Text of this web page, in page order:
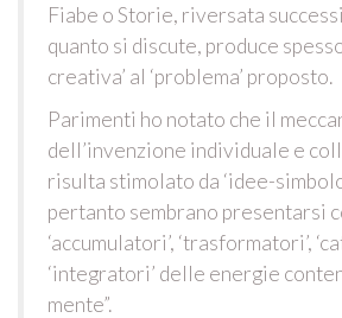
Fiabe o Storie, riversata
quanto si discute, produce
creativa’ al ‘problema’ proposto.
Parimenti ho notato che il
dell’invenzione individuale e
risulta stimolato da ‘idee-
pertanto sembrano presentarsi
‘accumulatori’, ‘trasformatori’,
‘integratori’ delle energie
mente”.